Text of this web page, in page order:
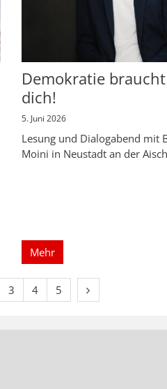
Demokratie braucht
dich!
5. Juni 2026
Lesung und Dialogabend mit
Moini in Neustadt an der Aisch
Mehr
3 4 5 Nächste Seite